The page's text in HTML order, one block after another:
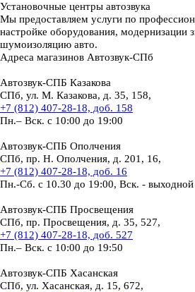
Установочные центры автозвука
Мы предоставляем услуги по
настройке оборудования, модернизации
шумоизоляцию авто.
Адреса магазинов Автозвук-СПб
Автозвук-СПБ Казакова
СПб, ул. М. Казакова, д. 35, 158,
+7 (812) 407-28-18, доб. 158
Пн.– Вск. с 10:00 до 19:00
Автозвук-СПБ Ополчения
СПб, пр. Н. Ополчения, д. 201, 16,
+7 (812) 407-28-18, доб. 16
Пн.-Сб. с 10.30 до 19:00, Вск. - выходной
Автозвук-СПБ Просвещения
СПб, пр. Просвещения, д. 35, 527,
+7 (812) 407-28-18, доб. 527
Пн.– Вск. с 10:00 до 19:50
Автозвук-СПБ Хасанская
СПб, ул. Хасанская, д. 15, 672,